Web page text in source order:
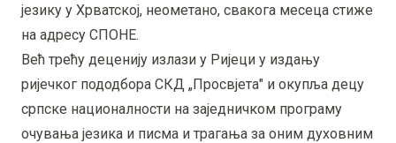
језику у Хрватској, неометано, свакога месеца стиже
на адресу СПОНЕ.
Већ трећу деценију излази у Ријеци у издању
ријечког пододбора СКД „Просвјета" и окупља децу
српске националности на заједничком програму
очувања језика и писма и трагања за оним духовним